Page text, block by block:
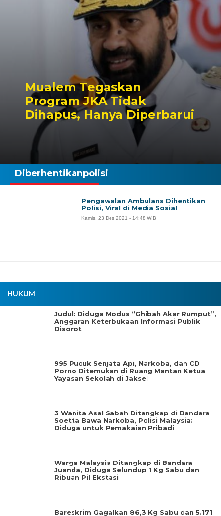
Mualem Tegaskan
Program JKA Tidak
Dihapus, Hanya Diperbarui
HUKUM
Judul: Diduga Modus “Ghibah Akar Rumput”,
Anggaran Keterbukaan Informasi Publik
Disorot
995 Pucuk Senjata Api, Narkoba, dan CD
Porno Ditemukan di Ruang Mantan Ketua
Yayasan Sekolah di Jaksel
3 Wanita Asal Sabah Ditangkap di Bandara
Soetta Bawa Narkoba, Polisi Malaysia:
Diduga untuk Pemakaian Pribadi
Warga Malaysia Ditangkap di Bandara
Juanda, Diduga Selundup 1 Kg Sabu dan
Ribuan Pil Ekstasi
Bareskrim Gagalkan 86,3 Kg Sabu dan 5.171
Diberhentikanpolisi
Pengawalan Ambulans Dihentikan
Polisi, Viral di Media Sosial
Kamis, 23 Des 2021 - 14:48 WIB